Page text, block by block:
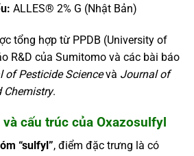
ALLES® 2% G (Nhật Bản)
tổng hợp từ PPDB (University of
R&D của Sumitomo và các bài báo
of Pesticide Sciencevà Journal of
Chemistry.
cấu trúc của Oxazosulfyl
“sulfyl”, điểm đặc trưng là có